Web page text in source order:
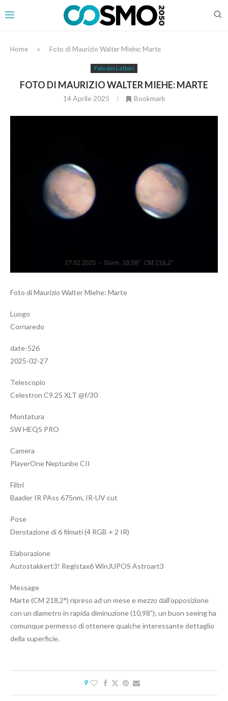
Home » Foto di Maurizio Walter Miehe: Marte
Foto dei Lettori
FOTO DI MAURIZIO WALTER MIEHE: MARTE
14 Aprile 2025 Bookmark
Foto di Maurizio Walter Miehe: Marte
Luogo
Cornaredo
date-526
2025-02-27
Telescopio
Celestron C9.25 XLT @f/30
Montatura
SW HEQ5 PRO
Camera
PlayerOne Neptunbe CII
Filtri
Baader IR PAss 675nm, IR-UV cut
Pose
Derotazione di 6 filmati (4 RGB + 2 IR)
Elaborazione
Autostakkert3! Registax6 WinJUPOS Astroart3
Message
Marte (CM 218,2°) ripreso ad un mese e mezzo dall’opposizione
con un diametro in rapida diminuzione (10,98”); un buon seeing ha
comunque permesso di ottenere qualche interessante dettaglio
della superficie.
9